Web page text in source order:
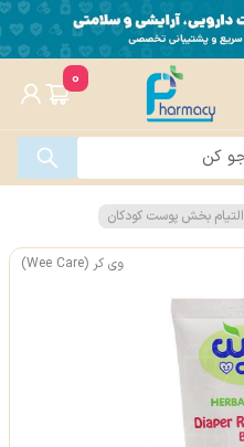
0
التیام بخش پوست کودکان
وی کر (Wee Care)